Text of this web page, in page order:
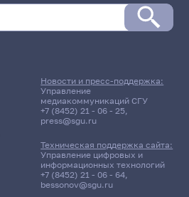
Новости и пресс-поддержка:
Управление
медиакоммуникаций СГУ
+7 (8452) 21 - 06 - 25,
press@sgu.ru
Техническая поддержка сайта:
Управление цифровых и
информационных технологий
+7 (8452) 21 - 06 - 64,
bessonov@sgu.ru